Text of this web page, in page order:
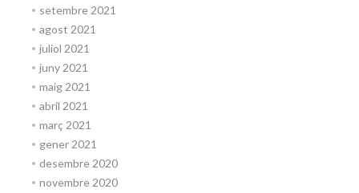
setembre 2021
agost 2021
juliol 2021
juny 2021
maig 2021
abril 2021
març 2021
gener 2021
desembre 2020
novembre 2020